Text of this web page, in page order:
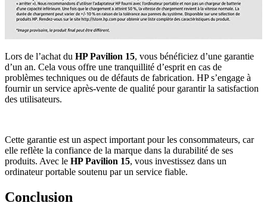
Lors de l’achat du HP Pavilion 15, vous bénéficiez d’une garantie
d’un an. Cela vous offre une tranquillité d’esprit en cas de
problèmes techniques ou de défauts de fabrication. HP s’engage à
fournir un service après-vente de qualité pour garantir la satisfaction
des utilisateurs.
Cette garantie est un aspect important pour les consommateurs, car
elle reflète la confiance de la marque dans la durabilité de ses
produits. Avec le HP Pavilion 15, vous investissez dans un
ordinateur portable soutenu par un service fiable.
Conclusion